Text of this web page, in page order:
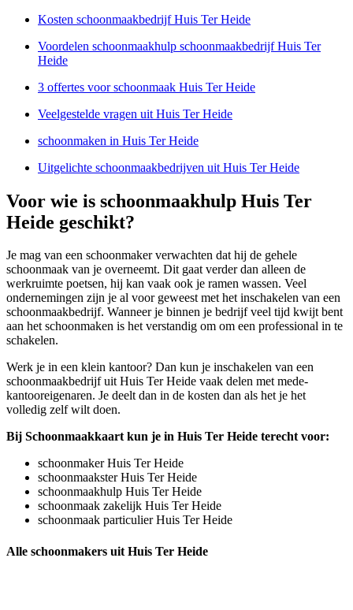
Kosten schoonmaakbedrijf Huis Ter Heide
Voordelen schoonmaakhulp schoonmaakbedrijf Huis Ter
Heide
3 offertes voor schoonmaak Huis Ter Heide
Veelgestelde vragen uit Huis Ter Heide
schoonmaken in Huis Ter Heide
Uitgelichte schoonmaakbedrijven uit Huis Ter Heide
Voor wie is schoonmaakhulp Huis Ter
Heide geschikt?
Je mag van een schoonmaker verwachten dat hij de gehele
schoonmaak van je overneemt. Dit gaat verder dan alleen de
werkruimte poetsen, hij kan vaak ook je ramen wassen. Veel
ondernemingen zijn je al voor geweest met het inschakelen van een
schoonmaakbedrijf. Wanneer je binnen je bedrijf veel tijd kwijt bent
aan het schoonmaken is het verstandig om om een professional in te
schakelen.
Werk je in een klein kantoor? Dan kun je inschakelen van een
schoonmaakbedrijf uit Huis Ter Heide vaak delen met mede-
kantooreigenaren. Je deelt dan in de kosten dan als het je het
volledig zelf wilt doen.
Bij Schoonmaakkaart kun je in Huis Ter Heide terecht voor:
schoonmaker Huis Ter Heide
schoonmaakster Huis Ter Heide
schoonmaakhulp Huis Ter Heide
schoonmaak zakelijk Huis Ter Heide
schoonmaak particulier Huis Ter Heide
Alle schoonmakers uit Huis Ter Heide